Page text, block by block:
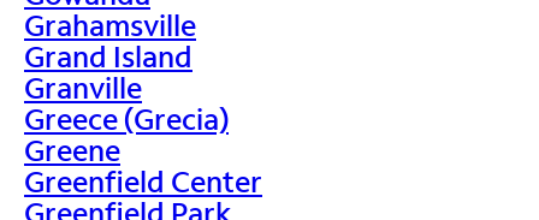
Grahamsville
Grand Island
Granville
Greece (Grecia)
Greene
Greenfield Center
Greenfield Park